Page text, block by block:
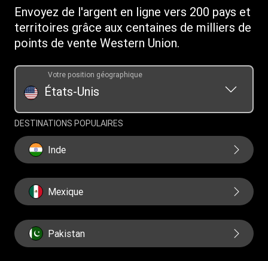
Télécharger l'application
Convertisseur de devises
SWIFT/BIC
Parrainer un ami
Services prépayés Western Union
Déposer une plainte
Conditions générales du Service de transfert d'argent Vigo
par Western Union
Envoyez de l'argent en ligne vers 200 pays et
territoires grâce aux centaines de milliers de
points de vente Western Union.
États-Unis
Votre position géographique
DESTINATIONS POPULAIRES
Inde
Mexique
Pakistan